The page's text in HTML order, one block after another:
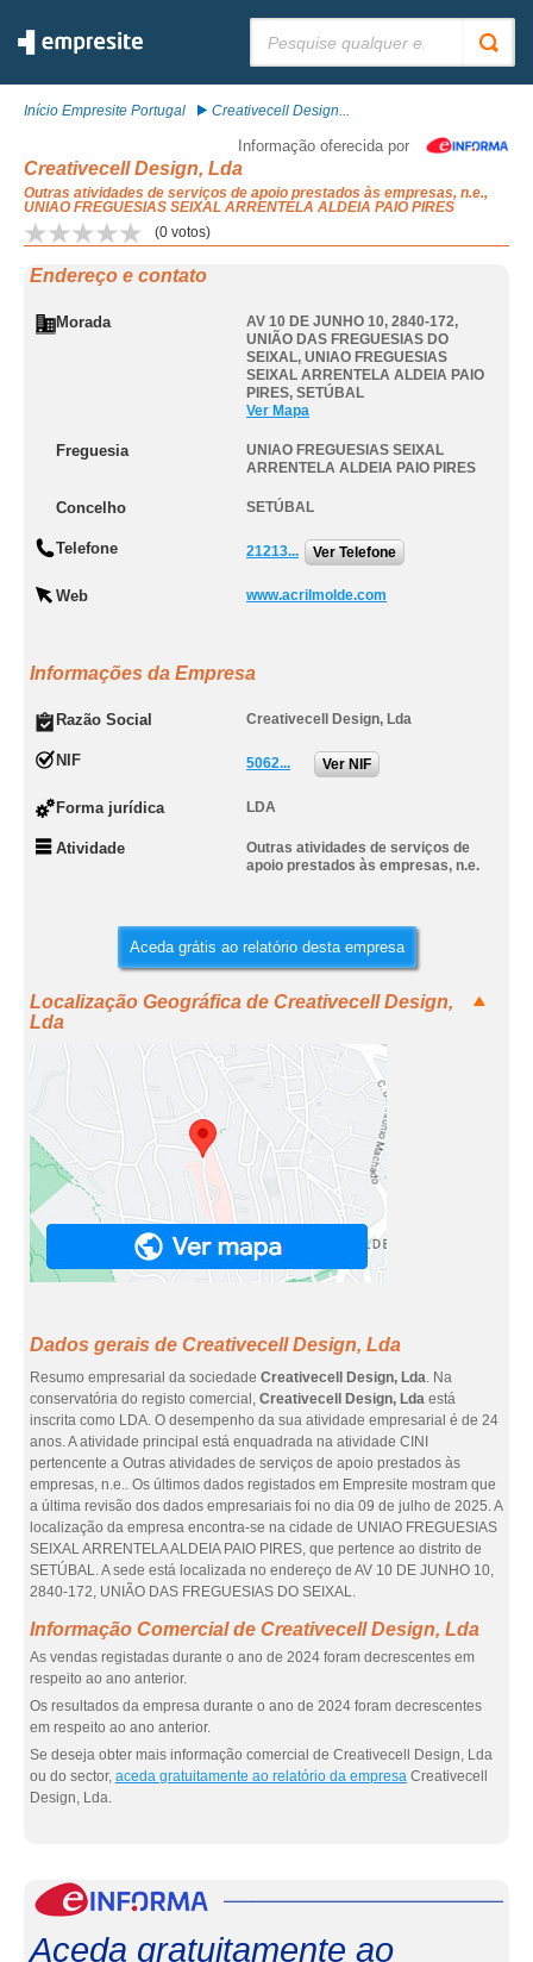
Início Empresite Portugal Creativecell Design...
Informação oferecida por
Creativecell Design, Lda
Outras atividades de serviços de apoio prestados às empresas, n.e.,
UNIAO FREGUESIAS SEIXAL ARRENTELA ALDEIA PAIO PIRES
(0 votos)
Endereço e contato
Morada
AV 10 DE JUNHO 10, 2840-172,
UNIÃO DAS FREGUESIAS DO
SEIXAL, UNIAO FREGUESIAS
SEIXAL ARRENTELA ALDEIA PAIO
PIRES, SETÚBAL
Ver Mapa
Freguesia
UNIAO FREGUESIAS SEIXAL
ARRENTELA ALDEIA PAIO PIRES
Concelho SETÚBAL
Telefone 21213... Ver Telefone
Web www.acrilmolde.com
Informações da Empresa
Razão Social Creativecell Design, Lda
NIF 5062... Ver NIF
Forma jurídica LDA
Atividade
Outras atividades de serviços de
apoio prestados às empresas, n.e.
Aceda grátis ao relatório desta empresa
Localização Geográfica de Creativecell Design,
Lda
Dados gerais de Creativecell Design, Lda
Resumo empresarial da sociedade Creativecell Design, Lda. Na
conservatória do registo comercial, Creativecell Design, Lda está
inscrita como LDA. O desempenho da sua atividade empresarial é de 24
anos. A atividade principal está enquadrada na atividade CINI
pertencente a Outras atividades de serviços de apoio prestados às
empresas, n.e.. Os últimos dados registados em Empresite mostram que
a última revisão dos dados empresariais foi no dia 09 de julho de 2025. A
localização da empresa encontra-se na cidade de UNIAO FREGUESIAS
SEIXAL ARRENTELA ALDEIA PAIO PIRES, que pertence ao distrito de
SETÚBAL. A sede está localizada no endereço de AV 10 DE JUNHO 10,
2840-172, UNIÃO DAS FREGUESIAS DO SEIXAL.
Informação Comercial de Creativecell Design, Lda
As vendas registadas durante o ano de 2024 foram decrescentes em
respeito ao ano anterior.
Os resultados da empresa durante o ano de 2024 foram decrescentes
em respeito ao ano anterior.
Se deseja obter mais informação comercial de Creativecell Design, Lda
ou do sector, aceda gratuitamente ao relatório da empresa Creativecell
Design, Lda.
Aceda gratuitamente ao